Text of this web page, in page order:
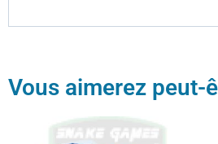
Vous aimerez peut-